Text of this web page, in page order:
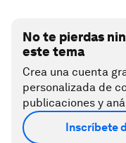
No te pierdas
este tema
Crea una cuenta
personalizada de
publicaciones y
Inscríbete